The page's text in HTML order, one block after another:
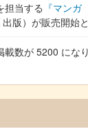
担当する 『マン
出版）が販売開始
数が 5200 にな